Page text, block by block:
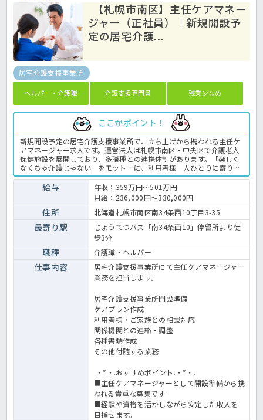
【札幌市南区】主任ケアマネー
ジャー（正社員）｜新規開設予
定の居宅介護...
居宅介護支援事業所
ヘルパー・介護職 介護支援専門員 残業少なめ
ここがポイント！
新規開設予定の居宅介護支援事業所で、立ち上げから携われる主任ケ
アマネージャー求人です。運営法人は札幌市南区・中央区で介護老人
保健施設を展開しており、多職種との連携体制があります。「楽しく
なくちゃ介護じゃない」をモットーに、利用者様一人ひとりに寄り添
うサービスを提供しています。職場の雰囲気や仕事内容について詳し
く知りたい方は、見学やご相談からでも歓迎しています。お気軽にお
問い合わせください。新しい事業所づくりに興味がある方や、これま
でのケアマネジメント経験を活かしてステップアップしたい方におす
すめです。介護支援専門員の業務全般です。〈介護支援専門員 正職
員 居宅支援事業所の求人〉
給与
年収：359万円～501万円
月給：236,000円～330,000円
住所 北海道札幌市南区南34条西10丁目3-35
最寄り駅
じょうてつバス「南34条西10」停留所より徒
歩3分
職種 介護職・ヘルパー
仕事内容
居宅介護支援事業所にて主任ケアマネージャー
業務を担当します。
居宅介護支援事業所開設準備
ケアプラン作成
利用者様・ご家族との相談対応
関係機関との連絡・調整
各種書類作成
その他付随する業務
.・*・.おすすめポイント.・*・.
■主任ケアマネージャーとして開設準備から携
われる貴重な募集です
■経験や資格を活かしながら安定した収入を
目指せます。